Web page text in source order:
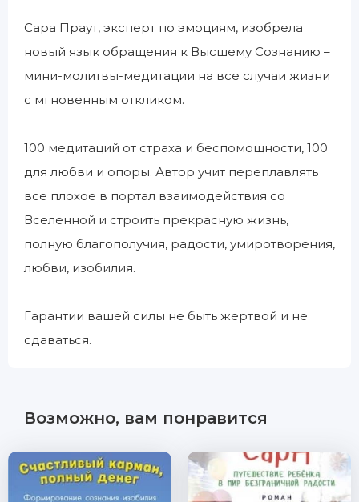
Сара Праут, эксперт по эмоциям, изобрела
новый язык обращения к Высшему Сознанию –
мини-молитвы-медитации на все случаи жизни
с мгновенным откликом.
100 медитаций от страха и беспомощности, 100
для любви и опоры. Автор учит переплавлять
все плохое в портал взаимодействия со
Вселенной и строить прекрасную жизнь,
полную благополучия, радости, умиротворения,
любви, изобилия.
Гарантии вашей силы не быть жертвой и не
сдаваться.
Возможно, вам понравится